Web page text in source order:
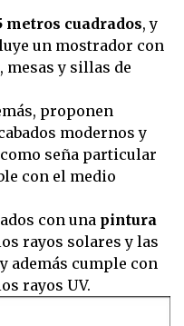
metros cuadrados, y
un mostrador con
mesas y sillas de
proponen
modernos y
seña particular
con el medio
con una pintura
rayos solares y las
además cumple con
rayos UV.